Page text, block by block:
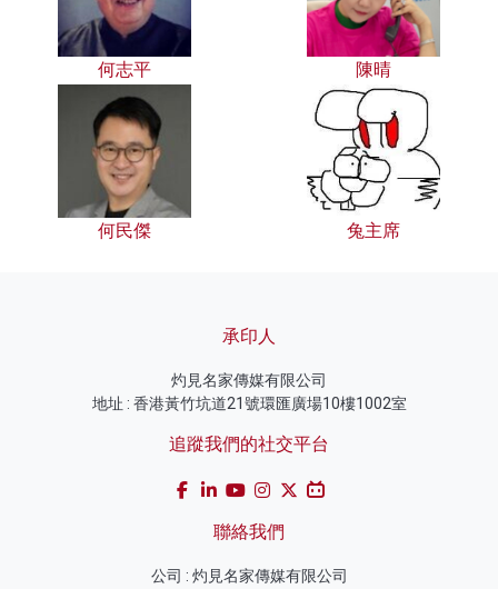
何志平 陳晴
何民傑 兔主席
承印人
灼見名家傳媒有限公司
地址 : 香港黃竹坑道21號環匯廣場10樓1002室
追蹤我們的社交平台
聯絡我們
公司 : 灼見名家傳媒有限公司